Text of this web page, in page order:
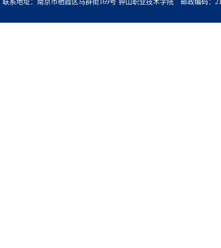
联系地址：南京市栖霞区马群街169号 钟山职业技术学院 邮政编码：